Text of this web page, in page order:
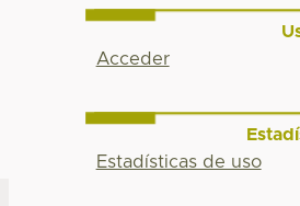
Acceder
Estadísticas de uso